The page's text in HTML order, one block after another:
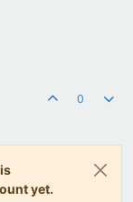
0
yet.